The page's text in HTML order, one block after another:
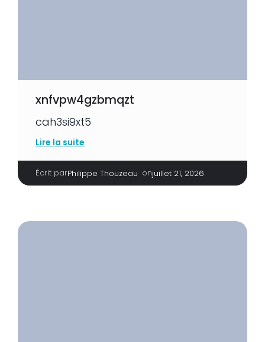
xnfvpw4gzbmqzt
cah3si9xt5
Lire la suite
Écrit parPhilippe Thouzeau onjuillet 21, 2026